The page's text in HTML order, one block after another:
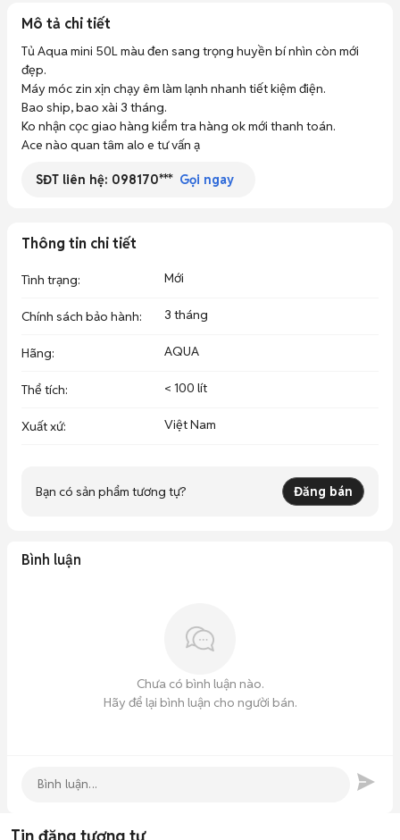
Mô tả chi tiết
Tủ Aqua mini 50L màu đen sang trọng huyền bí nhìn còn mới
đẹp.
Máy móc zin xịn chạy êm làm lạnh nhanh tiết kiệm điện.
Bao ship, bao xài 3 tháng.
Ko nhận cọc giao hàng kiểm tra hàng ok mới thanh toán.
Ace nào quan tâm alo e tư vấn ạ
SĐT liên hệ: 098170*** Gọi ngay
Thông tin chi tiết
Tình trạng: Mới
Chính sách bảo hành: 3 tháng
Hãng: AQUA
Thể tích: < 100 lít
Xuất xứ: Việt Nam
Bạn có sản phẩm tương tự? Đăng bán
Bình luận
Chưa có bình luận nào.
Hãy để lại bình luận cho người bán.